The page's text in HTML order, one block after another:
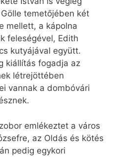
temetőjében két
mellett, a kápolna
feleségével, Edith
kutyájával együtt.
kiállítás fogadja az
létrejöttében
vannak a dombóvári
emlékeztet a város
az Oldás és kötés
pedig egykori